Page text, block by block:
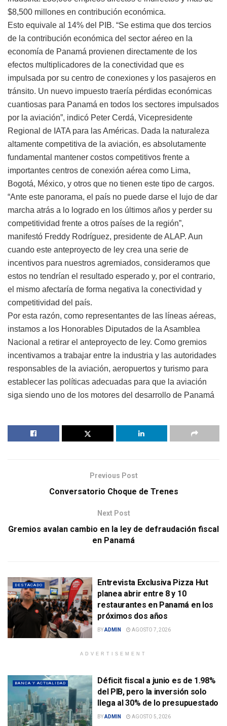
$8,500 millones en contribución económica.
Esto equivale al 14% del PIB. “Se estima que dos tercios
de la contribución económica del sector aéreo en la
economía de Panamá provienen directamente de los
efectos multiplicadores de la conectividad que es
impulsada por su centro de conexiones y los pasajeros en
tránsito. Un nuevo impuesto traería pérdidas económicas
cuantiosas para Panamá en todos los sectores impulsados
por la aviación”, indicó Peter Cerdá, Vicepresidente
Regional de IATA para las Américas. Dada la naturaleza
altamente competitiva de la aviación, es absolutamente
fundamental mantener costos competitivos frente a
importantes centros de conexión aérea como Lima,
Bogotá, México, y otros que no tienen este tipo de cargos.
“Ante este panorama, el país no puede darse el lujo de dar
marcha atrás a lo logrado en los últimos años y perder su
competitividad frente a otros países de la región”,
manifestó Freddy Rodríguez, presidente de ALAP. Aun
cuando este anteproyecto de ley crea una serie de
incentivos para nuestros agremiados, consideramos que
estos no tendrían el resultado esperado y, por el contrario,
el mismo afectaría de forma negativa la conectividad y
competitividad del país.
Por esta razón, como representantes de las líneas aéreas,
instamos a los Honorables Diputados de la Asamblea
Nacional a retirar el anteproyecto de ley. Como gremios
incentivamos a trabajar entre la industria y las autoridades
responsables de la aviación, aeropuertos y turismo para
establecer las políticas adecuadas para que la aviación
siga siendo uno de los motores del desarrollo de Panamá
Previous Post
Conversatorio Choque de Trenes
Next Post
Gremios avalan cambio en la ley de defraudación fiscal
en Panamá
DESTACADO
Entrevista Exclusiva Pizza Hut
planea abrir entre 8 y 10
restaurantes en Panamá en los
próximos dos años
BYADMIN AGOSTO 7, 2026
ADVERTISEMENT
BANCA Y ACTUALIDAD
Déficit fiscal a junio es de 1.98%
del PIB, pero la inversión solo
llega al 30% de lo presupuestado
BYADMIN AGOSTO 5, 2026